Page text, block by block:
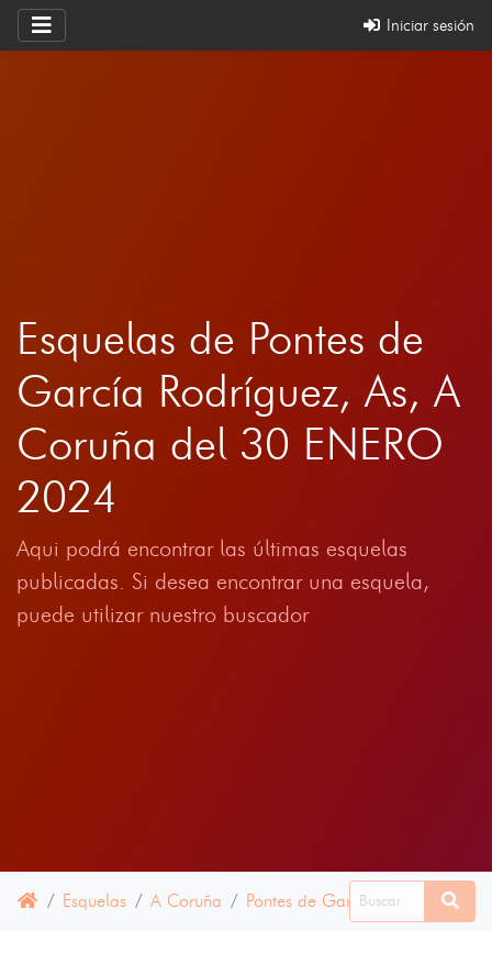
Iniciar sesión
Esquelas de Pontes de
García Rodríguez, As, A
Coruña del 30 ENERO
2024
Aqui podrá encontrar las últimas esquelas
publicadas. Si desea encontrar una esquela,
puede utilizar nuestro buscador
Esquelas A Coruña Pontes de García Rodríguez, As